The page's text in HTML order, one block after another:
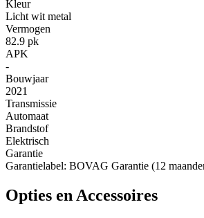
Kleur
Licht wit metal
Vermogen
82.9 pk
APK
-
Bouwjaar
2021
Transmissie
Automaat
Brandstof
Elektrisch
Garantie
Garantielabel: BOVAG Garantie (12
Opties en Accessoires